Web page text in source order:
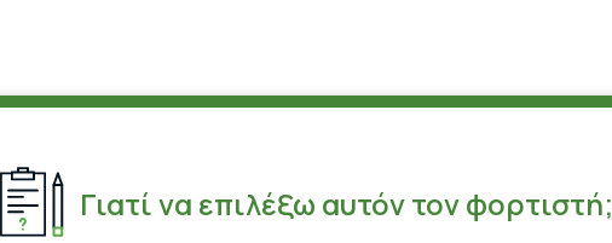
Γιατί να επιλέξω αυτόν τον φορτιστή;